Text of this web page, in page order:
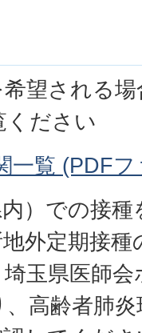
望される
ください
一覧 (PDF
）での接
外定期接
玉県医師
高齢者肺